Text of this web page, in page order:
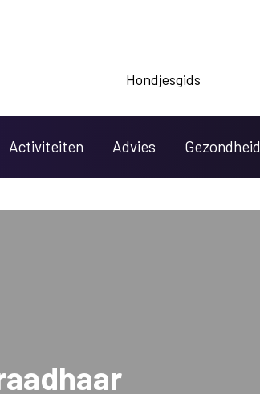
Hondjesgids
Activiteiten Advies Gezondheid